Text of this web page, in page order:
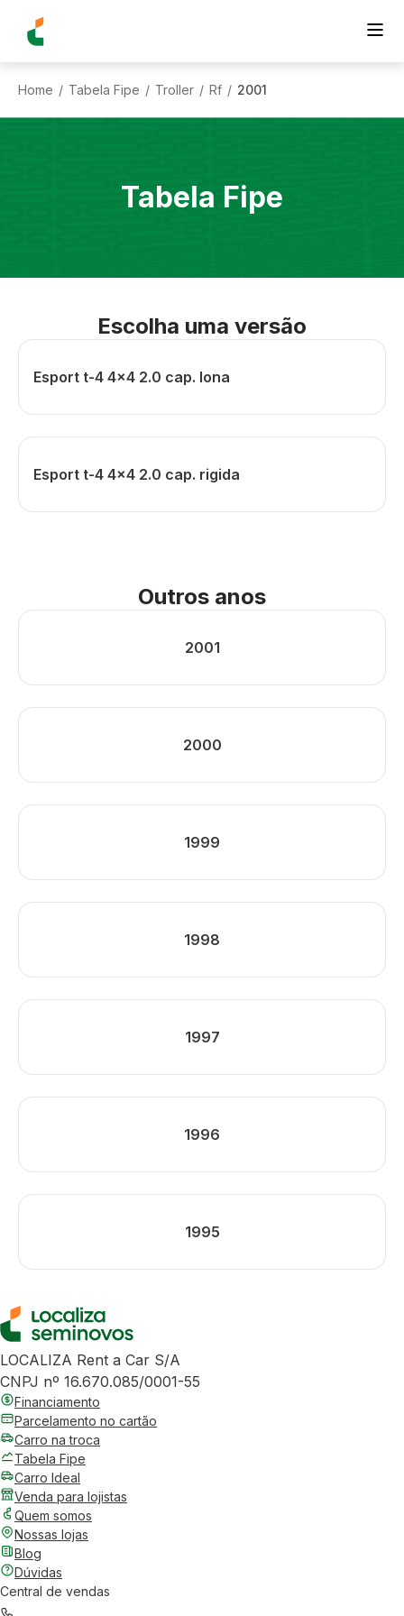
Home / Tabela Fipe / Troller / Rf / 2001
Tabela Fipe
Escolha uma versão
Esport t-4 4x4 2.0 cap. lona
Esport t-4 4x4 2.0 cap. rigida
Outros anos
2001
2000
1999
1998
1997
1996
1995
LOCALIZA Rent a Car S/A
CNPJ nº 16.670.085/0001-55
Financiamento
Parcelamento no cartão
Carro na troca
Tabela Fipe
Carro Ideal
Venda para lojistas
Quem somos
Nossas lojas
Blog
Dúvidas
Central de vendas